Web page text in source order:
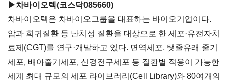
▶차바이오텍(코스닥085660)
차바이오텍은 차바이오그룹을 대표하는 바이오기업이다.
암과 희귀질환 등 난치성 질환을 대상으로 한 세포·유전자치
료제(CGT)를 연구·개발하고 있다. 면역세포, 탯줄유래 줄기
세포, 배아줄기세포, 신경전구세포 등 질환별 적용이 가능한
세계 최대 규모의 세포 라이브러리(Cell Library)와 80여개의